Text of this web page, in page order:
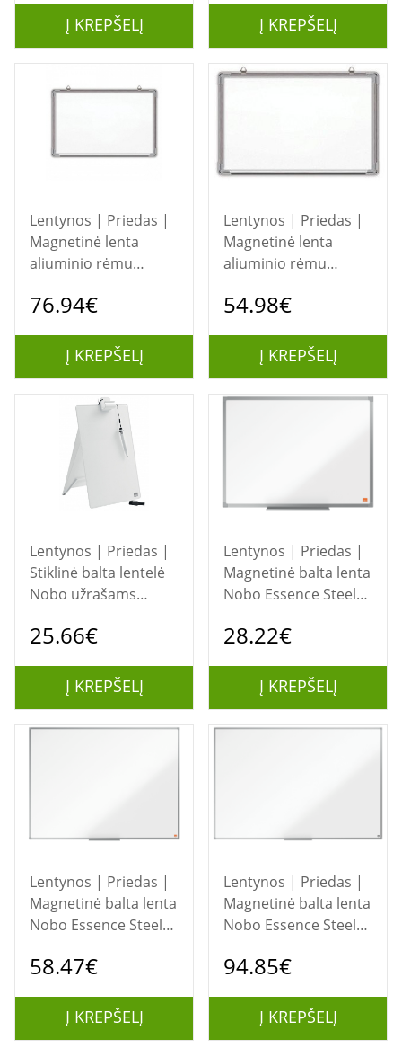
Į KREPŠELĮ Į KREPŠELĮ
Lentynos | Priedas |
Magnetinė lenta
aliuminio rėmu
76.94€
Į KREPŠELĮ
Lentynos | Priedas |
Magnetinė lenta
aliuminio rėmu
70103
54.98€
Į KREPŠELĮ
Lentynos | Priedas |
Stiklinė balta lentelė
Nobo užrašams
su prispaudėju
25.66€
Į KREPŠELĮ
Lentynos | Priedas |
Magnetinė balta lenta
Nobo Essence Steel
(1905209)
28.22€
Į KREPŠELĮ
Lentynos | Priedas |
Magnetinė balta lenta
Nobo Essence Steel
(1905211)
58.47€
Į KREPŠELĮ
Lentynos | Priedas |
Magnetinė balta lenta
Nobo Essence Steel
(1905212)
94.85€
Į KREPŠELĮ